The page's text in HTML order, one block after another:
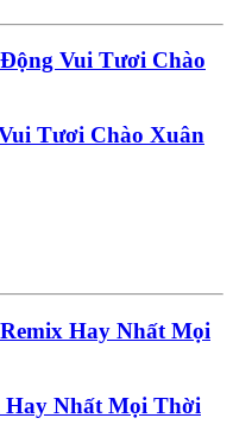
Tươi Chào Xuân
Hay Nhất Mọi Thời